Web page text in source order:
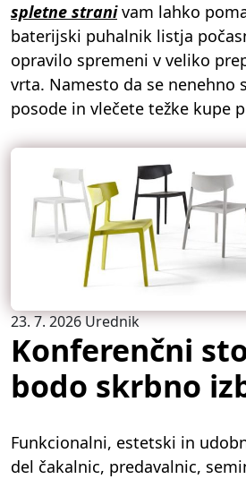
spletne stranivam lahko
baterijski puhalnik listja
opravilo spremeni v veliko
vrta. Namesto da se nenehno
posode in vlečete težke kupe
23. 7. 2026Urednik
Konferenčni
bodo skrbno
Funkcionalni, estetski in
del čakalnic, predavalnic,